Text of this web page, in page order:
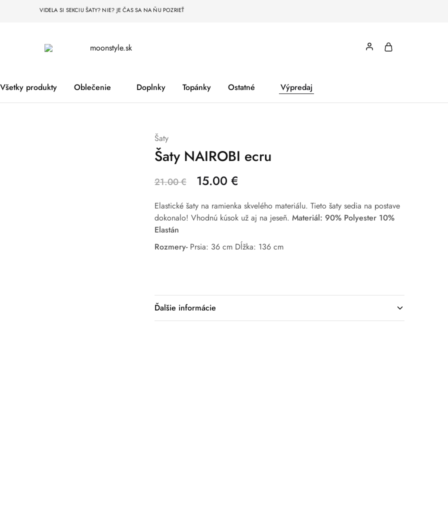
VIDELA SI SEKCIU ŠATY? NIE? JE ČAS SA NA ŇU POZRIEŤ
moonstyle.sk
Všetky produkty Oblečenie Doplnky Topánky Ostatné Výpredaj
Šaty
Šaty NAIROBI ecru
21.00€ 15.00 €
Elastické šaty na ramienka skvelého materiálu. Tieto šaty sedia na postave
dokonalo! Vhodnú kúsok už aj na jeseň. Materiál: 90% Polyester 10%
Elastán
Rozmery-Prsia: 36 cm Dĺžka: 136 cm
Ďalšie informácie